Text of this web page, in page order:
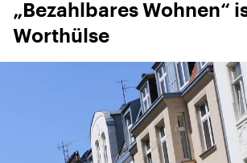
„Bezahlbares Wohnen“
Worthülse